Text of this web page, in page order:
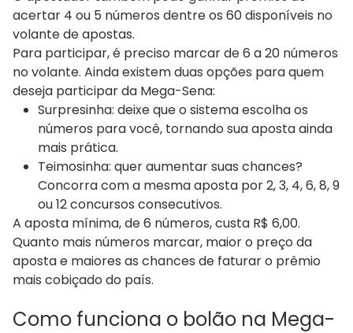
acertar 4 ou 5 números dentre os 60 disponíveis no
volante de apostas.
Para participar, é preciso marcar de 6 a 20 números
no volante. Ainda existem duas opções para quem
deseja participar da Mega-Sena:
Surpresinha: deixe que o sistema escolha os
números para você, tornando sua aposta ainda
mais prática.
Teimosinha: quer aumentar suas chances?
Concorra com a mesma aposta por 2, 3, 4, 6, 8, 9
ou 12 concursos consecutivos.
A aposta mínima, de 6 números, custa R$ 6,00.
Quanto mais números marcar, maior o preço da
aposta e maiores as chances de faturar o prêmio
mais cobiçado do país.
Como funciona o bolão na Mega-